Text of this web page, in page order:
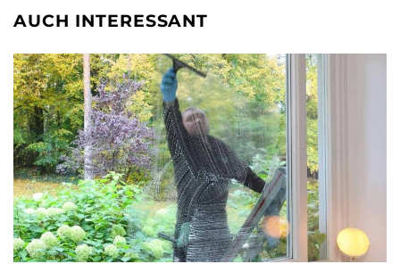
AUCH INTERESSANT